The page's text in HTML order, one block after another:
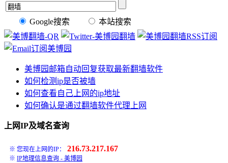
Google搜索 本站搜索
美博园邮箱自动回复获取最新翻墙软件
如何检测ip是否被墙
如何查看自己上网的ip地址
如何确认是通过翻墙软件代理上网
上网IP及域名查询
※ 您现在上网的IP： 216.73.217.167
※ IP地理信息查询 - 美博园